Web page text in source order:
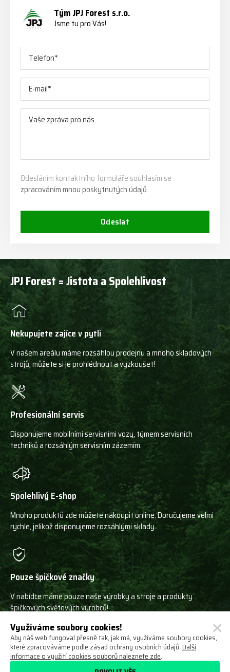
Tým JPJ Forest s.r.o.
Jsme tu pro Vás!
Odesláním kontaktního formuláře souhlasím se
zpracováním mnou poskytnutých údajů
Odeslat
JPJ Forest = Jistota a Spolehlivost
Nekupujete zajíce v pytli
V našem areálu máme rozsáhlou prodejnu a mnoho skladových
strojů, můžete si je prohlédnout a vyzkoušet!
Profesionální servis
Disponujeme mobilními servisními vozy, týmem servisních
techniků a rozsáhlým servisním zázemím.
Spolehlivý E-shop
Mnoho produktů zde můžete nakoupit online. Doručujeme velmi
rychle, jelikož disponujeme rozsáhlými sklady.
Pouze špičkové značky
V nabídce máme pouze naše výrobky a stroje a produkty
špičkových světových výrobců!
Ochrana osobních údajůObchodní podmínky
Využíváme soubory cookies!
Aby náš web fungoval přesně tak, jak má, využíváme soubory cookies,
které zpracováváme podle zásad ochrany osobních údajů.Další
informace o využití cookies souborů naleznete zde.